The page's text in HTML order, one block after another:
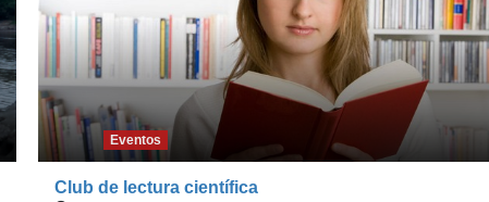
Eventos
Club de lectura científica